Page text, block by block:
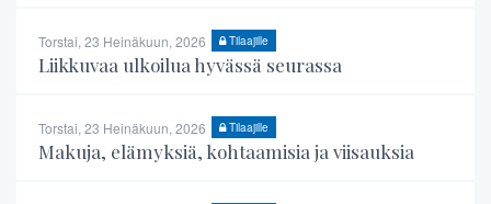
Torstai, 23 Heinäkuun, 2026 Tilaajille
Liikkuvaa ulkoilua hyvässä seurassa
Torstai, 23 Heinäkuun, 2026 Tilaajille
Makuja, elämyksiä, kohtaamisia ja viisauksia